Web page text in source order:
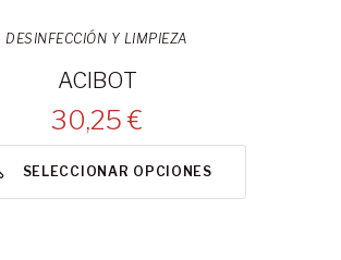
DESINFECCIÓN Y LIMPIEZA
ACIBOT
30,25 €
SELECCIONAR OPCIONES